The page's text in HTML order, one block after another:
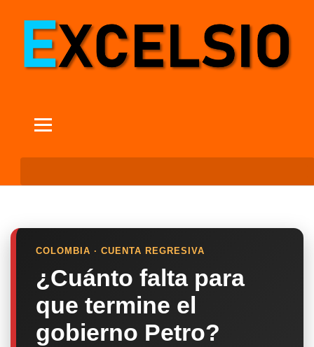
COLOMBIA · CUENTA REGRESIVA
¿Cuánto falta para
que termine el
gobierno Petro?